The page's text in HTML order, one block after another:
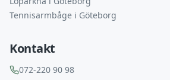
Tennisarmbåge i Göteborg
Kontakt
072-220 90 98